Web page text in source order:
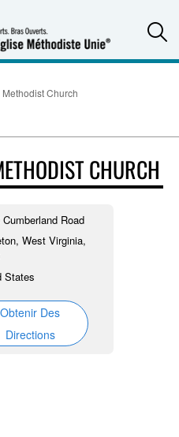
Church
CHURCH
Cumberland Road
West Virginia,
States
Obtenir Des
Directions